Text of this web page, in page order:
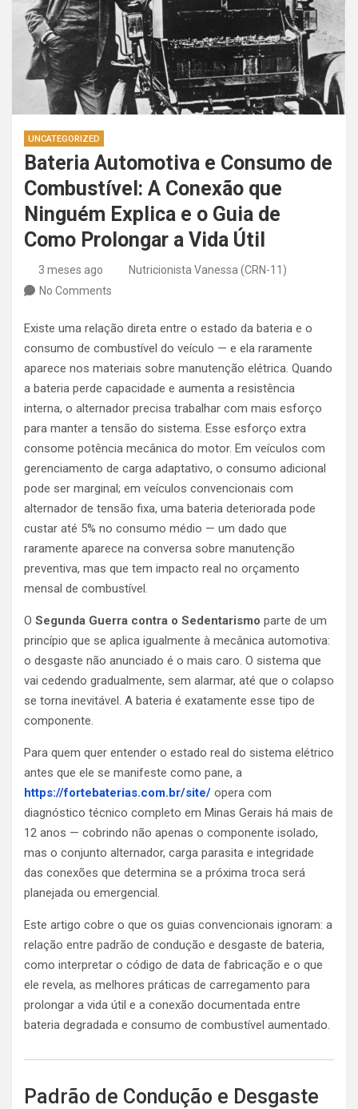
UNCATEGORIZED
Bateria Automotiva e Consumo de
Combustível: A Conexão que
Ninguém Explica e o Guia de
Como Prolongar a Vida Útil
3 meses ago
Nutricionista Vanessa (CRN-11)
No Comments
Existe uma relação direta entre o estado da bateria e o
consumo de combustível do veículo — e ela raramente
aparece nos materiais sobre manutenção elétrica. Quando
a bateria perde capacidade e aumenta a resistência
interna, o alternador precisa trabalhar com mais esforço
para manter a tensão do sistema. Esse esforço extra
consome potência mecânica do motor. Em veículos com
gerenciamento de carga adaptativo, o consumo adicional
pode ser marginal; em veículos convencionais com
alternador de tensão fixa, uma bateria deteriorada pode
custar até 5% no consumo médio — um dado que
raramente aparece na conversa sobre manutenção
preventiva, mas que tem impacto real no orçamento
mensal de combustível.
O Segunda Guerra contra o Sedentarismo parte de um
princípio que se aplica igualmente à mecânica automotiva:
o desgaste não anunciado é o mais caro. O sistema que
vai cedendo gradualmente, sem alarmar, até que o colapso
se torna inevitável. A bateria é exatamente esse tipo de
componente.
Para quem quer entender o estado real do sistema elétrico
antes que ele se manifeste como pane, a
https://fortebaterias.com.br/site/ opera com
diagnóstico técnico completo em Minas Gerais há mais de
12 anos — cobrindo não apenas o componente isolado,
mas o conjunto alternador, carga parasita e integridade
das conexões que determina se a próxima troca será
planejada ou emergencial.
Este artigo cobre o que os guias convencionais ignoram: a
relação entre padrão de condução e desgaste de bateria,
como interpretar o código de data de fabricação e o que
ele revela, as melhores práticas de carregamento para
prolongar a vida útil e a conexão documentada entre
bateria degradada e consumo de combustível aumentado.
Padrão de Condução e Desgaste